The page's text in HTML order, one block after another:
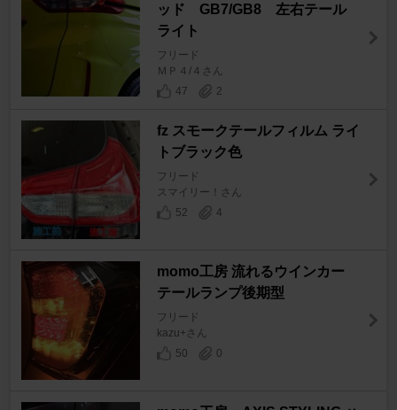
ッド GB7/GB8 左右テール
ライト
フリード
ＭＰ４/４さん
47
2
fz スモークテールフィルム ライ
トブラック色
フリード
スマイリー！さん
52
4
momo工房 流れるウインカー
テールランプ後期型
フリード
kazu+さん
50
0